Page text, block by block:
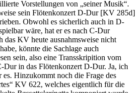
Vorstellungen von „seiner Musik“.
sein Flötenkonzert D-Dur [KV 285d]
Obwohl es sicherlich auch in D-
wäre, hat er es nach C-Dur
das KV heute ausnahmsweise nicht
könnte die Sachlage auch
sein, also eine Transskripition vom
Dur in das Flötenkonzert D-Dur. Ja, ich
es. Hinzukommt noch die Frage des
KV 622, welches eigentlich für die